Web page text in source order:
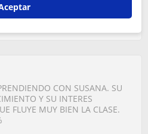
CON SUSANA. SU
Y SU INTERES
FLUYE MUY BIEN LA CLASE.